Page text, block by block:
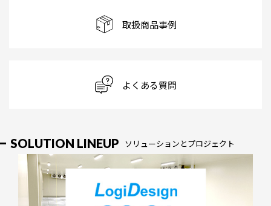
取扱商品事例
よくある質問
SOLUTION LINEUP ソリューションとプロジェクト